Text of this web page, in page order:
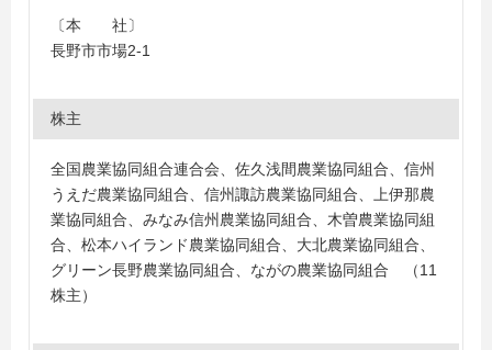
〔本 社〕
長野市市場2-1
株主
全国農業協同組合連合会、佐久浅間農業協同組合、信州
うえだ農業協同組合、信州諏訪農業協同組合、上伊那農
業協同組合、みなみ信州農業協同組合、木曽農業協同組
合、松本ハイランド農業協同組合、大北農業協同組合、
グリーン長野農業協同組合、ながの農業協同組合 （11
株主）